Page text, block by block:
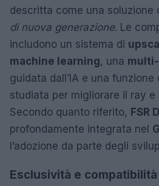
descritta come una soluzione
di nuova generazione. Le
includono un sistema di
machine learning, una
guidata dall’IA e una funzione
studiata per migliorare il ray
Secondo quanto riferito, FSR
profondamente integrata nel
l’adozione da parte degli
Esclusività e compatibilità